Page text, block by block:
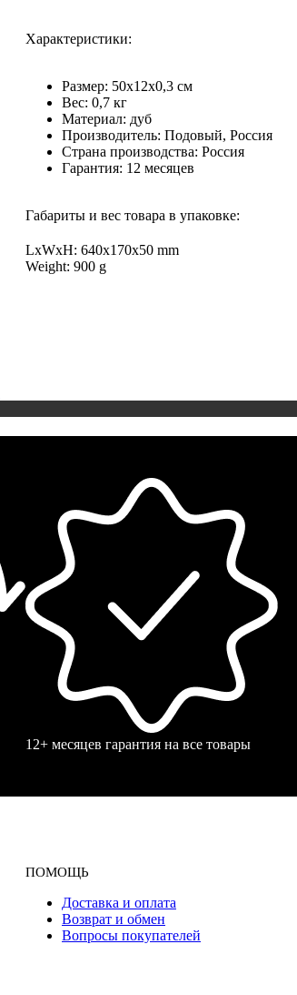
Характеристики:
Размер: 50х12х0,3 см
Вес: 0,7 кг
Материал: дуб
Производитель: Подовый, Россия
Страна производства: Россия
Гарантия: 12 месяцев
Габариты и вес товара в упаковке:
LxWxH: 640x170x50 mm
Weight: 900 g
12+ месяцев гарантия на все товары
ПОМОЩЬ
Доставка и оплата
Возврат и обмен
Вопросы покупателей